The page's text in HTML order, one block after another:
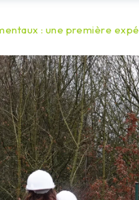
: une première